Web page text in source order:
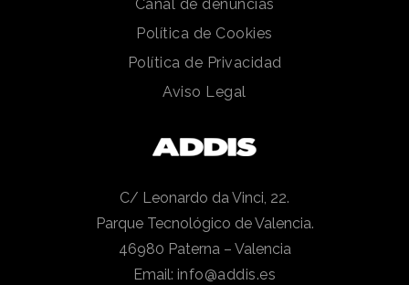
Canal de denuncias
Política de Cookies
Política de Privacidad
Aviso Legal
C/ Leonardo da Vinci, 22.
Parque Tecnológico de Valencia.
46980 Paterna – Valencia
Email: info@addis.es